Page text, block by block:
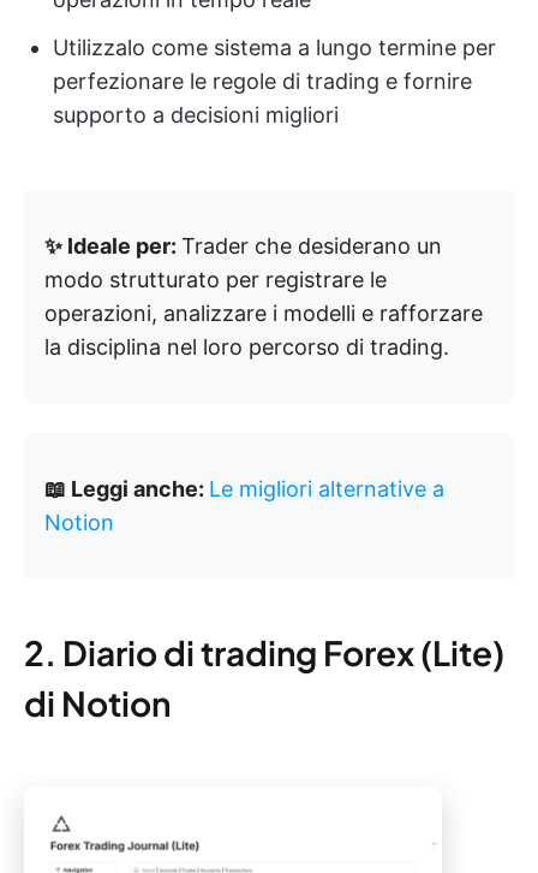
Utilizzalo come sistema a lungo termine per
perfezionare le regole di trading e fornire
supporto a decisioni migliori
✨ Ideale per: Trader che desiderano un
modo strutturato per registrare le
operazioni, analizzare i modelli e rafforzare
la disciplina nel loro percorso di trading.
📖 Leggi anche: Le migliori alternative a
Notion
2. Diario di trading Forex (Lite)
di Notion